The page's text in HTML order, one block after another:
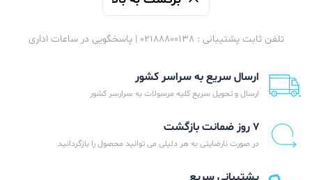
تلفن ثابت پشتیبانی : 02188800138 | پاسخگویی در ساعات اداری
ارسال سریع به سراسر کشور
ارسال و تحویل سریع کلیه مرسولات به سرارسر کشور
۷ روز ضمانت بازگشت
در صورت نارضایتی به هر دلیلی می توانید محصول را بازگردانید